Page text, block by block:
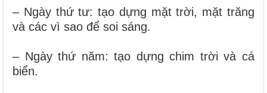
– Ngày thứ tư: tạo dựng mặt trời, mặt trăng
và các vì sao để soi sáng.
– Ngày thứ năm: tạo dựng chim trời và cá
biển.